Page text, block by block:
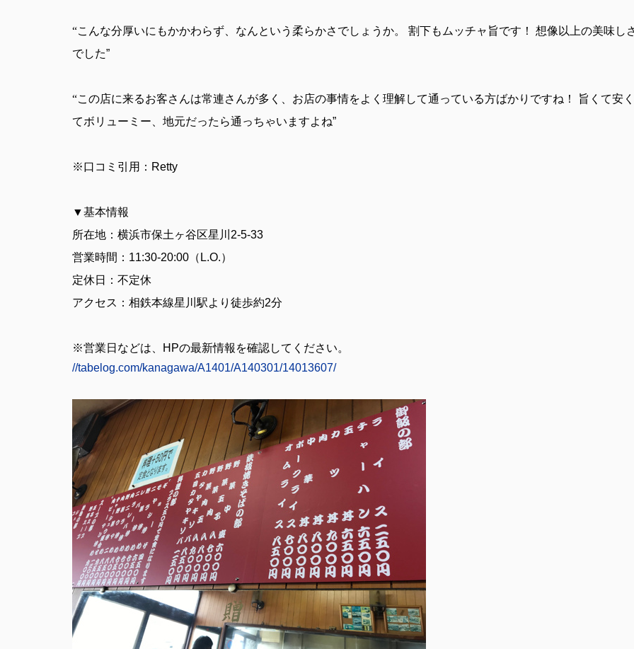
“こんな分厚いにもかかわらず、なんという柔らかさでしょうか。 割下もムッチャ旨です！ 想像以上の美味し
でした”
“この店に来るお客さんは常連さんが多く、お店の事情をよく理解して通っている方ばかりですね！ 旨くて安く
てボリューミー、地元だったら通っちゃいますよね”
※口コミ引用： Retty
▼基本情報
所在地：横浜市保土ヶ谷区星川 2-5-33
営業時間： 11:30-20:00 （ L.O.）
定休日：不定休
アクセス：相鉄本線星川駅より徒歩約2分
※営業日などは、 HPの最新情報を確認してください。
//tabelog.com/kanagawa/A1401/A140301/14013607/